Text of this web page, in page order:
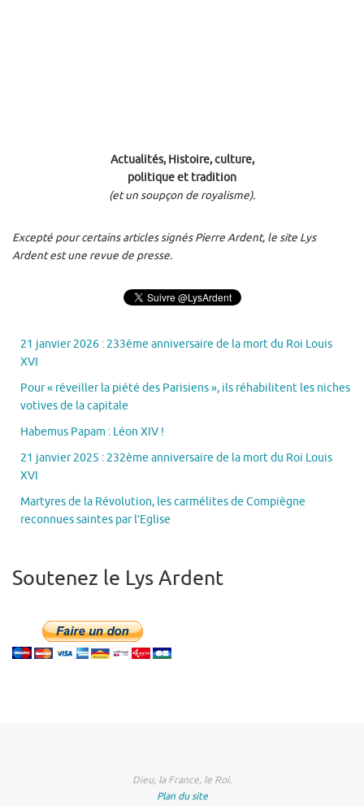
Actualités, Histoire, culture,
politique et tradition
(et un soupçon de royalisme).
Excepté pour certains articles signés Pierre Ardent, le site Lys
Ardent est une revue de presse.
21 janvier 2026 : 233ème anniversaire de la mort du Roi Louis
XVI
Pour « réveiller la piété des Parisiens », ils réhabilitent les niches
votives de la capitale
Habemus Papam : Léon XIV !
21 janvier 2025 : 232ème anniversaire de la mort du Roi Louis
XVI
Martyres de la Révolution, les carmélites de Compiègne
reconnues saintes par l’Eglise
Soutenez le Lys Ardent
Dieu, la France, le Roi.
Plan du site